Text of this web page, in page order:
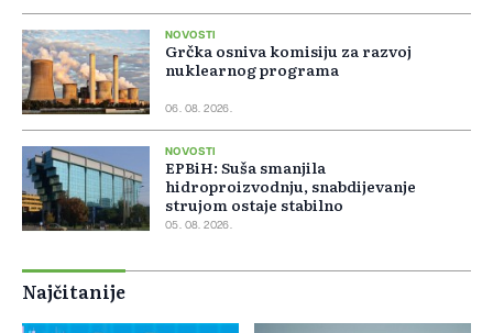
NOVOSTI
Grčka osniva komisiju za razvoj
nuklearnog programa
06. 08. 2026.
NOVOSTI
EPBiH: Suša smanjila
hidroproizvodnju, snabdijevanje
strujom ostaje stabilno
05. 08. 2026.
Najčitanije